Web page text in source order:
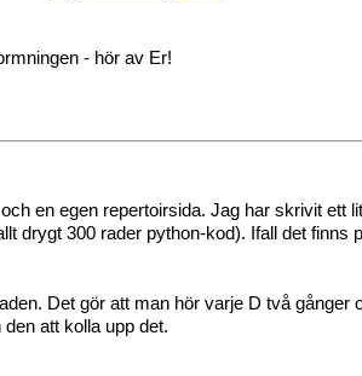
- hör av Er!
en egen repertoirsida. Jag har skrivit ett
drygt 300 rader python-kod). Ifall det finns
Det gör att man hör varje D två gånger
att kolla upp det.